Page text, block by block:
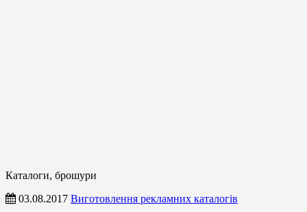
Каталоги, брошури
03.08.2017 Виготовлення рекламних каталогів